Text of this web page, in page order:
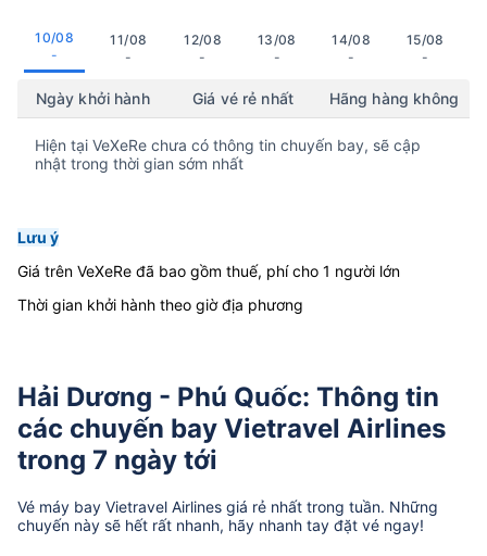
10/08
-
11/08
-
12/08
-
13/08
-
14/08
-
15/08
-
Ngày khởi hành Giá vé rẻ nhất Hãng hàng không
Hiện tại VeXeRe chưa có thông tin chuyến bay, sẽ cập
nhật trong thời gian sớm nhất
Lưu ý
Giá trên VeXeRe đã bao gồm thuế, phí cho 1 người lớn
Thời gian khởi hành theo giờ địa phương
Hải Dương - Phú Quốc: Thông tin
các chuyến bay Vietravel Airlines
trong 7 ngày tới
Vé máy bay Vietravel Airlines giá rẻ nhất trong tuần. Những
chuyến này sẽ hết rất nhanh, hãy nhanh tay đặt vé ngay!